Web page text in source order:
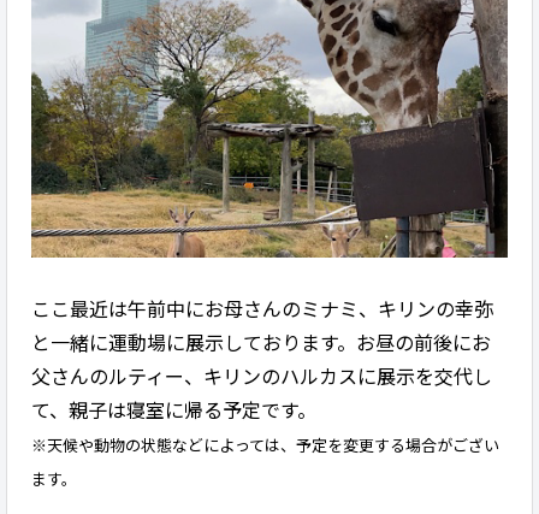
ここ最近は午前中にお母さんのミナミ、キリンの幸弥
と一緒に運動場に展示しております。お昼の前後にお
父さんのルティー、キリンのハルカスに展示を交代し
て、親子は寝室に帰る予定です。
※天候や動物の状態などによっては、予定を変更する場合がござい
ます。